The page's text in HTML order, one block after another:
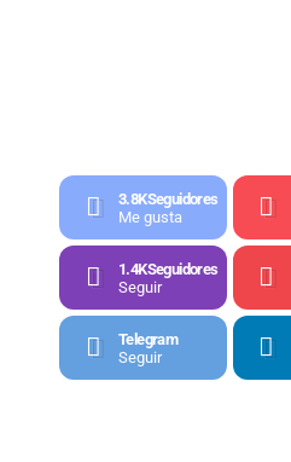
3.8KSeguidores
Me gusta
1.4KSeguidores
Seguir
Telegram
Seguir